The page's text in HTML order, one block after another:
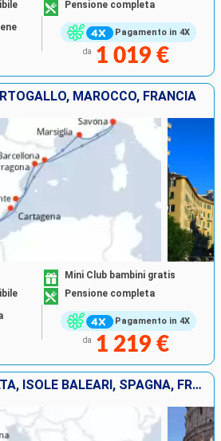
Pagamento in 4X
Pensione completa
da 1 019 €
MAROCCO, FRANCIA
Pagamento in 4X
Mini Club bambini gratis
Pensione completa
da 1 219 €
ITALIA, GRECIA, MALTA, ISOLE BALEARI, SPAGNA, FRANCIA